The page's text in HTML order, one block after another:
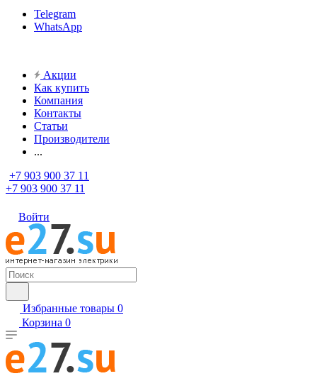
Telegram
WhatsApp
Акции
Как купить
Компания
Контакты
Статьи
Производители
...
+7 903 900 37 11
+7 903 900 37 11
Войти
Избранные товары 0
Корзина 0